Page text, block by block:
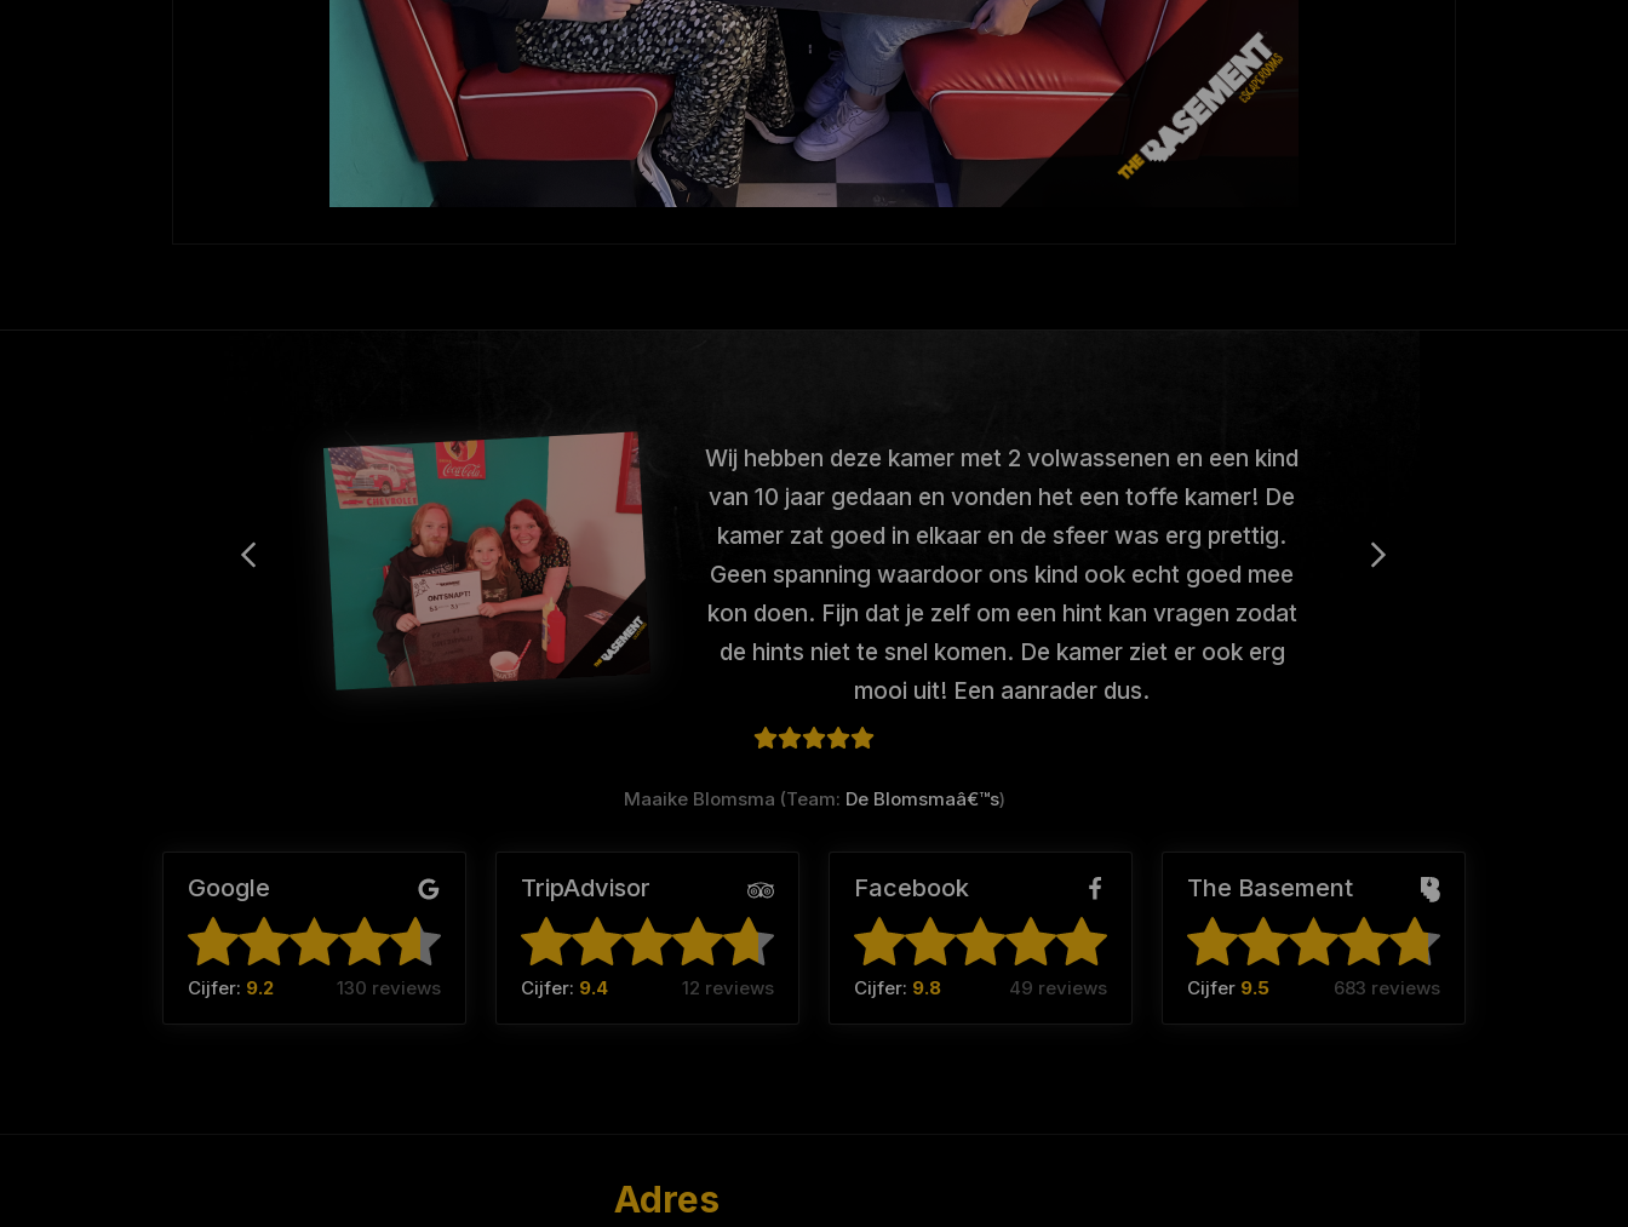
Wij hebben deze kamer met 2 volwassenen en een kind
van 10 jaar gedaan en vonden het een toffe kamer! De
kamer zat goed in elkaar en de sfeer was erg prettig.
Geen spanning waardoor ons kind ook echt goed mee
kon doen. Fijn dat je zelf om een hint kan vragen zodat
de hints niet te snel komen. De kamer ziet er ook erg
mooi uit! Een aanrader dus.
Maaike Blomsma (Team: De Blomsmaâ€™s)
Google
Cijfer: 9.2 130 reviews
TripAdvisor
Cijfer: 9.4 12 reviews
Facebook
Cijfer: 9.8 49 reviews
The Basement
Cijfer 9.5 683 reviews
Adres